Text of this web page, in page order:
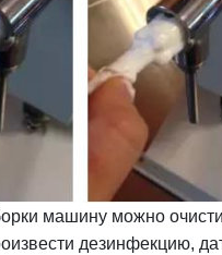
машину можно
дезинфекцию,